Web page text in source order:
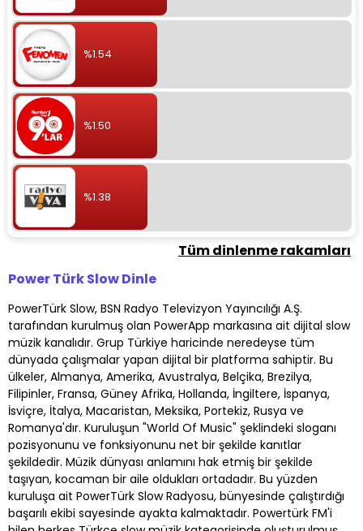
%1.54
%1.50
%1.38
Tüm dinlenme rakamları
Power Türk Slow Dinle
PowerTürk Slow, BSN Radyo Televizyon Yayıncılığı A.Ş.
tarafından kurulmuş olan PowerApp markasına ait dijital slow
müzik kanalıdır. Grup Türkiye haricinde neredeyse tüm
dünyada çalışmalar yapan dijital bir platforma sahiptir. Bu
ülkeler, Almanya, Amerika, Avustralya, Belçika, Brezilya,
Filipinler, Fransa, Güney Afrika, Hollanda, İngiltere, İspanya,
İsviçre, İtalya, Macaristan, Meksika, Portekiz, Rusya ve
Romanya'dır. Kuruluşun "World Of Music" şeklindeki sloganı
pozisyonunu ve fonksiyonunu net bir şekilde kanıtlar
şekildedir. Müzik dünyası anlamını hak etmiş bir şekilde
taşıyan, kocaman bir aile oldukları ortadadır. Bu yüzden
kuruluşa ait PowerTürk Slow Radyosu, bünyesinde çalıştırdığı
başarılı ekibi sayesinde ayakta kalmaktadır. Powertürk FM'i